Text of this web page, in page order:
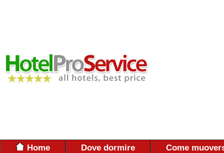
Home Dove dormire Come